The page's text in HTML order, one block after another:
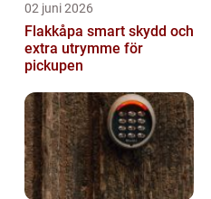
02 juni 2026
Flakkåpa smart skydd och
extra utrymme för
pickupen